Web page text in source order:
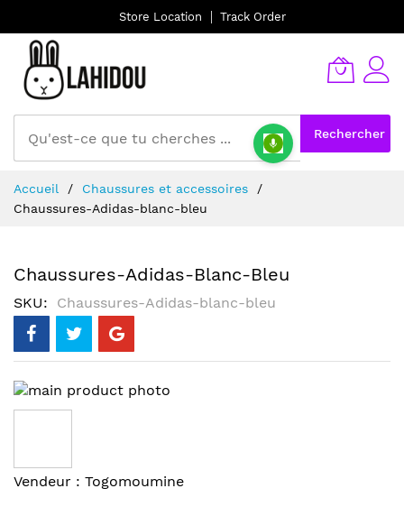
Store Location Track Order
Rechercher
au
contenu
Accueil
Chaussures et accessoires
Chaussures-Adidas-blanc-bleu
Chaussures-Adidas-Blanc-Bleu
SKU Chaussures-Adidas-blanc-bleu
Skip
to
of
the
Skip
Vendeur : Togomoumine